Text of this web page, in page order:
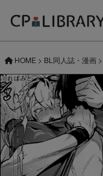
HOME > BL同人誌・漫画 >